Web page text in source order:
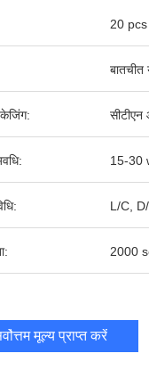
20 pcs
बातचीत
15-30
L/C,
2000
मूल्य प्राप्त करें